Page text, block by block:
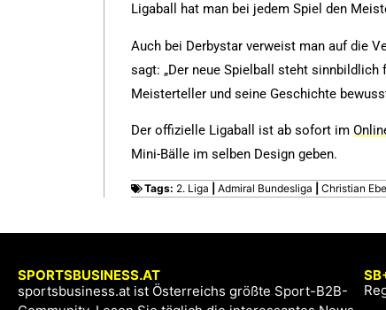
Ligaball hat man bei jedem Spiel den
Auch bei Derbystar verweist man auf die
sagt: „Der neue Spielball steht
Meisterteller und seine Geschichte
Der offizielle Ligaball ist ab sofort im
Mini-Bälle im selben Design geben.
Tags: 2. Liga |Admiral Bundesliga |Christian
SPORTSBUSINESS.AT
sportsbusiness.at ist Österreichs größte Sport-B2B-